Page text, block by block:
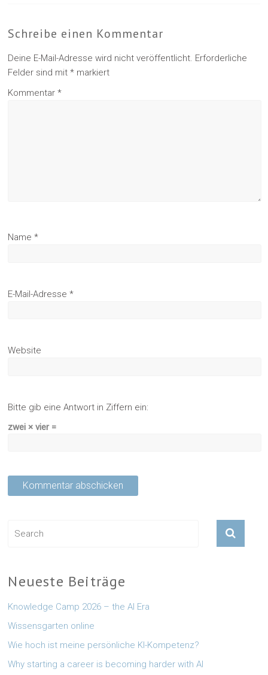
Schreibe einen Kommentar
Deine E-Mail-Adresse wird nicht veröffentlicht. Erforderliche
Felder sind mit* markiert
Kommentar*
Name*
E-Mail-Adresse*
Website
Bitte gib eine Antwort in Ziffern ein:
zwei × vier =
Neueste Beiträge
Knowledge Camp 2026 – the AI Era
Wissensgarten online
Wie hoch ist meine persönliche KI-Kompetenz?
Why starting a career is becoming harder with AI